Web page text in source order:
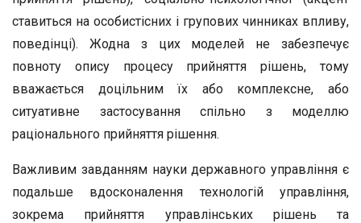
ставиться на особистісних і групових чинниках впливу,
поведінці). Жодна з цих моделей не забезпечує
повноту опису процесу прийняття рішень, тому
вважається доцільним їх або комплексне, або
ситуативне застосування спільно з моделлю
раціонального прийняття рішення.
Важливим завданням науки державного управління є
подальше вдосконалення технологій управління,
зокрема прийняття управлінських рішень та